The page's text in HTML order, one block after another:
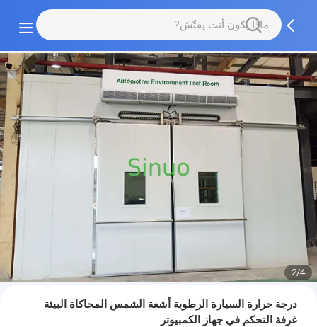
2/4
درجة حرارة السيارة الرطوبة أشعة الشمس المحاكاة البيئة
غرفة التحكم في جهاز الكمبيوتر